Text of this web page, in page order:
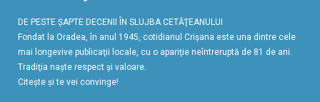
DE PESTE ŞAPTE DECENII ÎN SLUJBA CETĂŢEANULUI
Fondat la Oradea, în anul 1945, cotidianul Crişana este una dintre cele
mai longevive publicaţii locale, cu o apariţie neîntreruptă de 81 de ani.
Tradiţia naşte respect şi valoare.
Citeşte şi te vei convinge!